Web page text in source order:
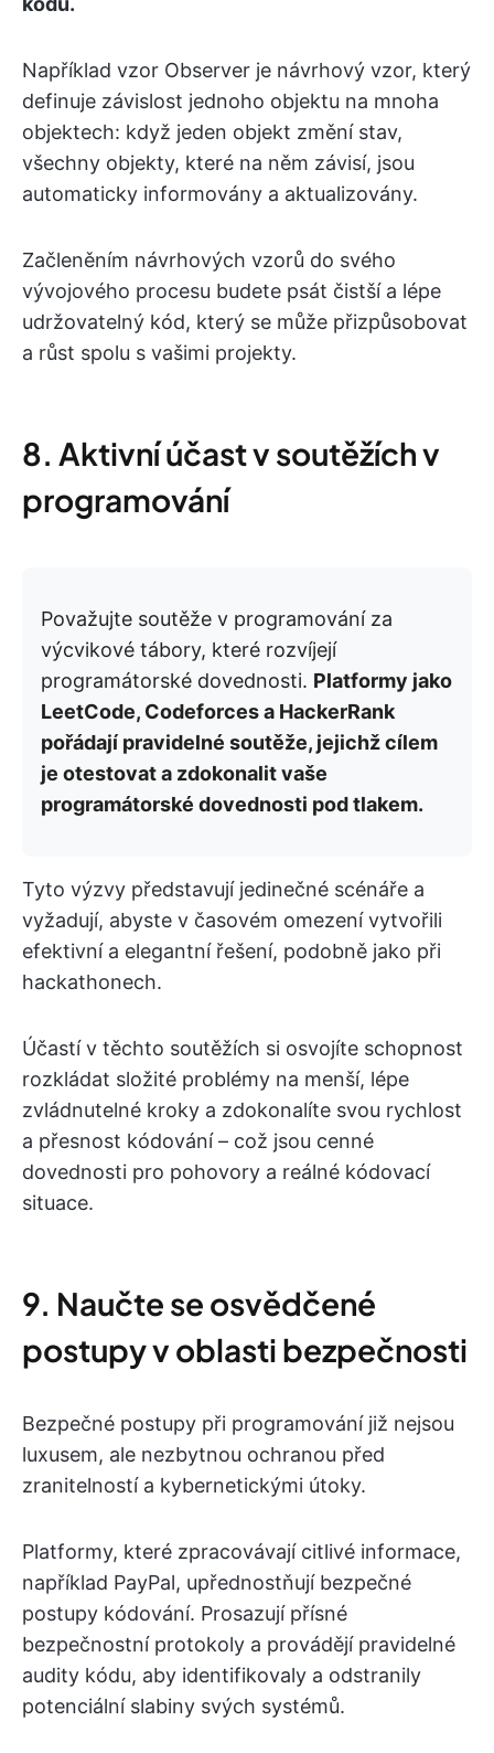
Například vzor Observer je návrhový vzor, který
definuje závislost jednoho objektu na mnoha
objektech: když jeden objekt změní stav,
všechny objekty, které na něm závisí, jsou
automaticky informovány a aktualizovány.
Začleněním návrhových vzorů do svého
vývojového procesu budete psát čistší a lépe
udržovatelný kód, který se může přizpůsobovat
a růst spolu s vašimi projekty.
8. Aktivní účast v soutěžích v
programování
Považujte soutěže v programování za
výcvikové tábory, které rozvíjejí
programátorské dovednosti. Platformy jako
LeetCode, Codeforces a HackerRank
pořádají pravidelné soutěže, jejichž cílem
je otestovat a zdokonalit vaše
programátorské dovednosti pod tlakem.
Tyto výzvy představují jedinečné scénáře a
vyžadují, abyste v časovém omezení vytvořili
efektivní a elegantní řešení, podobně jako při
hackathonech.
Účastí v těchto soutěžích si osvojíte schopnost
rozkládat složité problémy na menší, lépe
zvládnutelné kroky a zdokonalíte svou rychlost
a přesnost kódování – což jsou cenné
dovednosti pro pohovory a reálné kódovací
situace.
9. Naučte se osvědčené
postupy v oblasti bezpečnosti
Bezpečné postupy při programování již nejsou
luxusem, ale nezbytnou ochranou před
zranitelností a kybernetickými útoky.
Platformy, které zpracovávají citlivé informace,
například PayPal, upřednostňují bezpečné
postupy kódování. Prosazují přísné
bezpečnostní protokoly a provádějí pravidelné
audity kódu, aby identifikovaly a odstranily
potenciální slabiny svých systémů.